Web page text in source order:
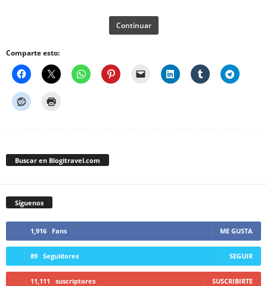
Continuar
Comparte esto:
Buscar en Blogitravel.com
Síguenos
1,916 Fans ME GUSTA
89 Seguidores SEGUIR
11,111 suscriptores SUSCRIBIRTE